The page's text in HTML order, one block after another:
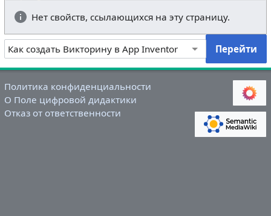
Нет свойств, ссылающихся на эту страницу.
Политика конфиденциальности
О Поле цифровой дидактики
Отказ от ответственности